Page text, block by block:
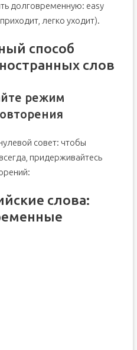
долговременную: easy
легко уходит).
способ
слов
режим
совет: чтобы
придерживайтесь
слова: